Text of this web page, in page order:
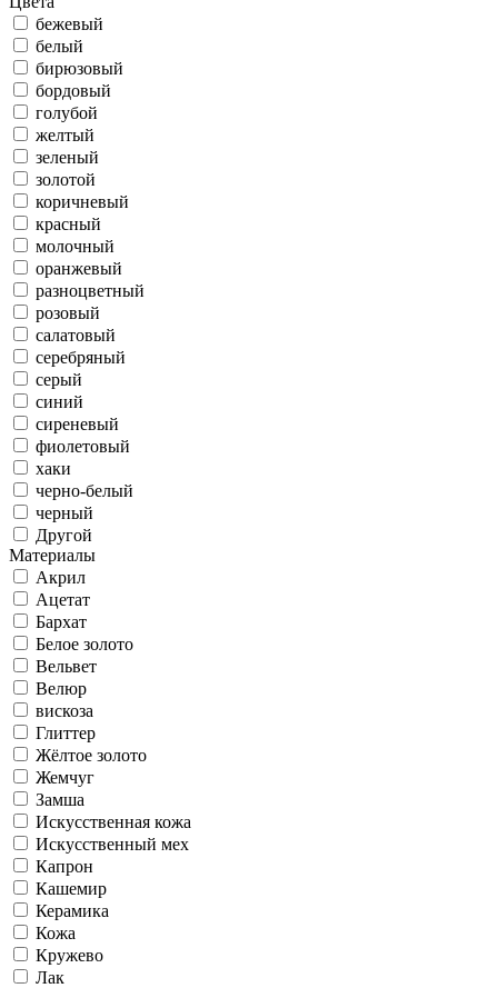
бежевый
белый
бирюзовый
бордовый
голубой
желтый
зеленый
золотой
коричневый
красный
молочный
оранжевый
разноцветный
розовый
салатовый
серебряный
серый
синий
сиреневый
фиолетовый
хаки
черно-белый
черный
Другой
Материалы
Акрил
Ацетат
Бархат
Белое золото
Вельвет
Велюр
вискоза
Глиттер
Жёлтое золото
Жемчуг
Замша
Искусственная кожа
Искусственный мех
Капрон
Кашемир
Керамика
Кожа
Кружево
Лак